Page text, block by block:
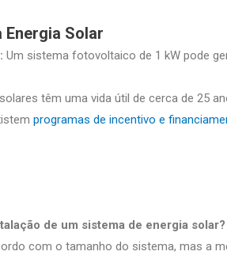
Solar
Um sistema fotovoltaico de 1 kW pode
têm uma vida útil de cerca de 25
programas de incentivo e
de um sistema de energia solar?
com o tamanho do sistema, mas a